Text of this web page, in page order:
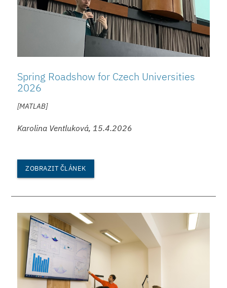
Spring Roadshow for Czech Universities
2026
[MATLAB]
Karolina Ventluková, 15.4.2026
ZOBRAZIT ČLÁNEK